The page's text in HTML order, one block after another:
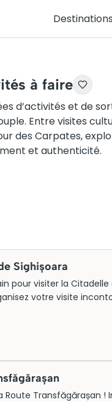
Destinations
à faire
d’activités et de
Entre visites
des Carpates,
et authenticité.
Sighișoara
pour visiter la
votre visite
Route Transfăgărașan !